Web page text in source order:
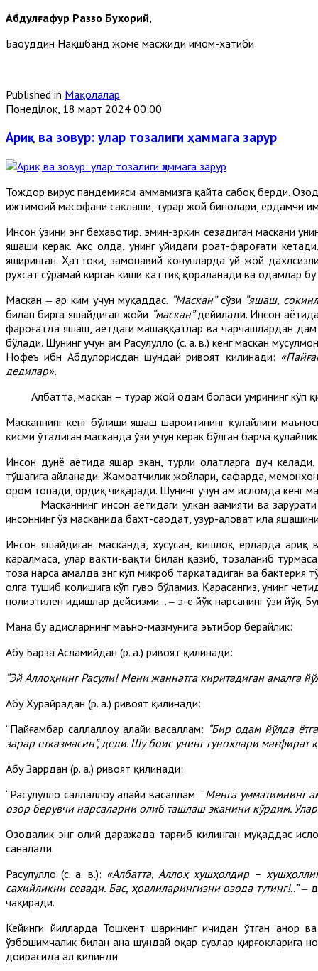
Абдулғафур Раззоқ Бухорий,
Баҳоуддин Нақшбанд жоме масжиди имом-хатиби
Published in Мақолалар
Понеділок, 18 март 2024 00:00
Ариқ ва зовур: улар тозалиги ҳаммага зарур
Тождор вирус пандемияси ҳаммамизга қайта сабоқ берди.
ижтимоий масофани сақлаши, турар жой бинолари, ёрдамчи
Инсон ўзини энг бехавотир, эмин-эркин сезадиган маскани
яшаши керак. Акс ҳолда, унинг уйидаги роҳат-фароғати
яширинган. Ҳаттоки, замонавий қонунларда уй-жой
рухсат сўрамай кирган киши қаттиқ қораланади ва одамлар
Маскан ‒ ҳар ким учун муқаддас. “Маскан”сўзи “яшаш,
билан бирга яшайдиган жойи “маскан”дейилади. Инсон
фароғатда яшаш, ҳаётдаги машаққатлар ва чарчашлардан
бўлади. Шунинг учун ҳам Расулуллоҳ (с. а. в.) кенг маскан
Нофеъ ибн Абдулҳорисдан шундай ривоят қилинади:
дедилар».
Албатта, маскан – турар жой одам боласи умрининг кўп
Масканнинг кенг бўлиши яшаш шароитининг қулайлиги
қисми ўтадиган масканда ўзи учун керак бўлган барча
Инсон дунё ҳаётида яшар экан, турли ҳолатларга дуч
тўшагига айланади. Жамоатчилик жойлари, сафарда,
ором топади, ҳордиқ чиқаради. Шунинг учун ҳам исломда кенг
Масканнинг инсон ҳаётидаги улкан аҳамияти ва
инсоннинг ўз масканида бахт-саодат, ҳузур-ҳаловат ила
Инсон яшайдиган масканда, хусусан, қишлоқ ерларда ариқ
қаралмаса, улар вақти-вақти билан қазиб, тозаланиб
тоза нарса амалда энг кўп микроб тарқатадиган ва бактерия
ҳолга тушиб қолишига кўп гувоҳ бўламиз. Қарасангиз, унинг
полиэтилен идишлар дейсизми... ‒ эҳ-ҳе йўқ нарсанинг ўзи
Мана бу ҳадисларнинг маъно-мазмунига эътибор берайлик:
Абу Барза Асламийдан (р. а.) ривоят қилинади:
“Эй Аллоҳнинг Расули! Мени жаннатга киритадиган амалга
Абу Ҳурайрадан (р. а.) ривоят қилинади:
“Пайғамбар саллаллоҳу алайҳи васаллам: “Бир одам йўлда
зарар етказмасин”, деди. Шу боис унинг гуноҳлари мағфират
Абу Заррдан (р. а.) ривоят қилинади:
“Расулуллоҳ саллаллоҳу алайҳи васаллам: “Менга умматимнинг
озор берувчи нарсаларни олиб ташлаш эканини кўрдим.
Озодалик энг олий даражада тарғиб қилинган муқаддас
саналади.
Расулуллоҳ (с. а. в.): «Албатта, Аллоҳ хушҳолдир –
сахийликни севади. Бас, ҳовлиларингизни озода тутинг!..”‒
чақиради.
Кейинги йилларда Тошкент шаҳрининг ичидан ўтган
ўзбошимчалик билан ана шундай оқар сувлар қирғоқларига
доирасида ҳал қилинди.